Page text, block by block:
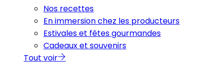
Nos recettes
En immersion chez les producteurs
Estivales et fêtes gourmandes
Cadeaux et souvenirs
Tout voir